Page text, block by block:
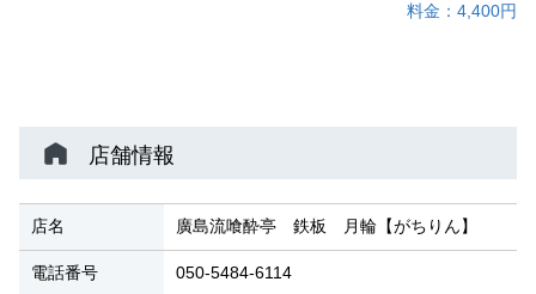
料金：4,400円
店舗情報
店名 廣島流喰酔亭 鉄板 月輪【がちりん】
電話番号 050-5484-6114